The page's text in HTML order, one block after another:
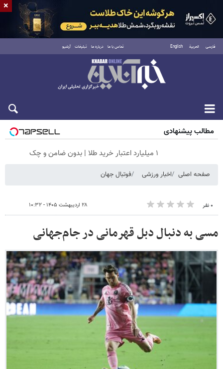
فارسی العربية English تماس با ما درباره ما تبلیغات آرشیو
جمعه ۱۶ مرداد ۱۴۰۵
مطالب پیشنهادی
۱ میلیارد اعتبار خرید طلا | بدون ضامن و چک
صفحه اصلی اخبار ورزشی فوتبال جهان
۰ نفر ۲۸ اردیبهشت ۱۴۰۵ - ۱۰:۳۲
مسی به دنبال دبل قهرمانی در جام‌جهانی
×